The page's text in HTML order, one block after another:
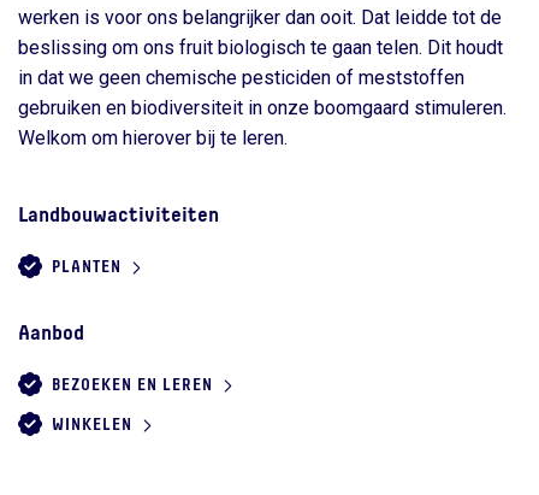
werken is voor ons belangrijker dan ooit. Dat leidde tot de
beslissing om ons fruit biologisch te gaan telen. Dit houdt
in dat we geen chemische pesticiden of meststoffen
gebruiken en biodiversiteit in onze boomgaard stimuleren.
Welkom om hierover bij te leren.
Landbouwactiviteiten
PLANTEN
Aanbod
BEZOEKEN EN LEREN
WINKELEN